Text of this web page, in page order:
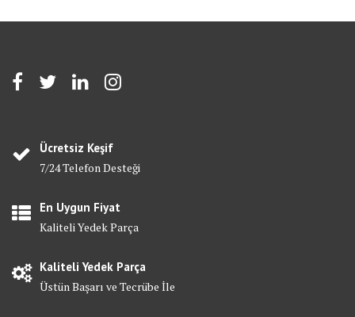
Ücretsiz Keşif
7/24 Telefon Desteği
En Uygun Fiyat
Kaliteli Yedek Parça
Kaliteli Yedek Parça
Üstün Başarı ve Tecrübe İle